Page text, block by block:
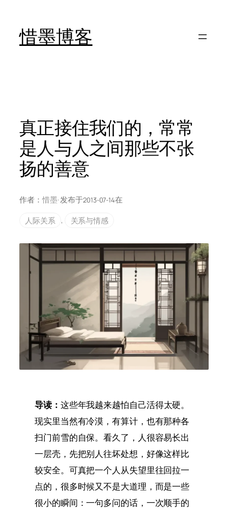
惜墨博客
真正接住我们的，常常
是人与人之间那些不张
扬的善意
作者： 惜墨· 发布于2013-07-14在
人际关系
, 关系与情感
导读： 这些年我越来越怕自己活得太硬。
现实里当然有冷漠，有算计，也有那种各
扫门前雪的自保。看久了，人很容易长出
一层壳，先把别人往坏处想，好像这样比
较安全。可真把一个人从失望里往回拉一
点的，很多时候又不是大道理，而是一些
很小的瞬间：一句多问的话，一次顺手的